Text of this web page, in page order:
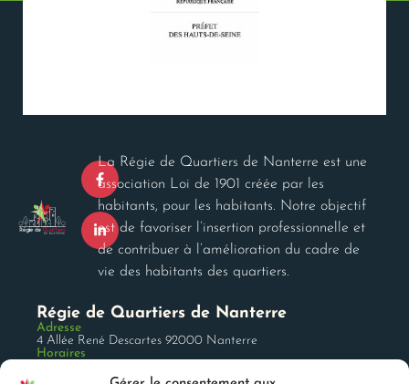
La Régie de Quartiers de Nanterre est une
association Loi de 1901 créée par les
habitants, pour les habitants. Notre objectif
est de favoriser l’insertion professionnelle et
de contribuer à l’amélioration du cadre de
vie des habitants des quartiers.
Régie de Quartiers de Nanterre
Adresse
4 Allée René Descartes 92000 Nanterre
Horaires